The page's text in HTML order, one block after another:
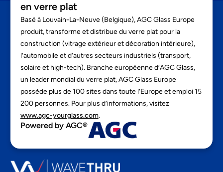
en verre plat
Basé à Louvain-La-Neuve (Belgique), AGC Glass Europe
produit, transforme et distribue du verre plat pour la
construction (vitrage extérieur et décoration intérieure),
l’automobile et d’autres secteurs industriels (transport,
solaire et high-tech). Branche européenne d’AGC Glass,
un leader mondial du verre plat, AGC Glass Europe
possède plus de 100 sites dans toute l’Europe et emploi 15
200 personnes. Pour plus d’informations, visitez
www.agc-yourglass.com.
Powered by AGC®